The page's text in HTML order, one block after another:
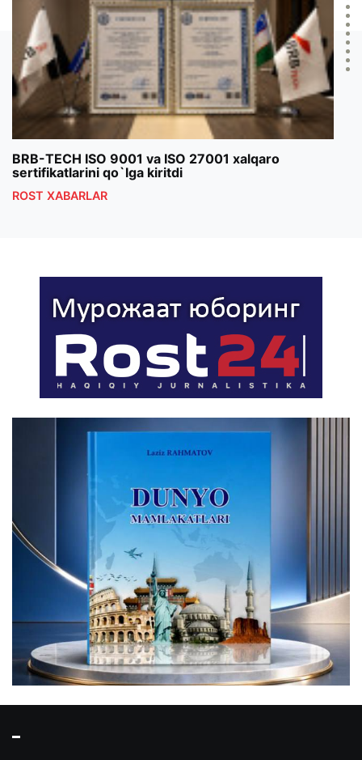
BRB-TECH ISO 9001 va ISO 27001 xalqaro
sertifikatlarini qo`lga kiritdi
ROST XABARLAR